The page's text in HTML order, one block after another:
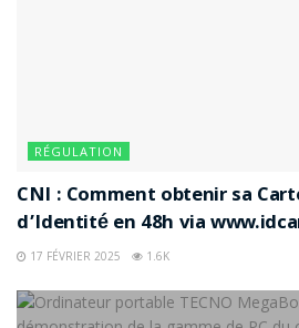
RÉGULATION
CNI : Comment obtenir sa
d’Identité en 48h via
17 FÉVRIER 2025 1.6K